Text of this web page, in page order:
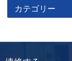
カテゴリー